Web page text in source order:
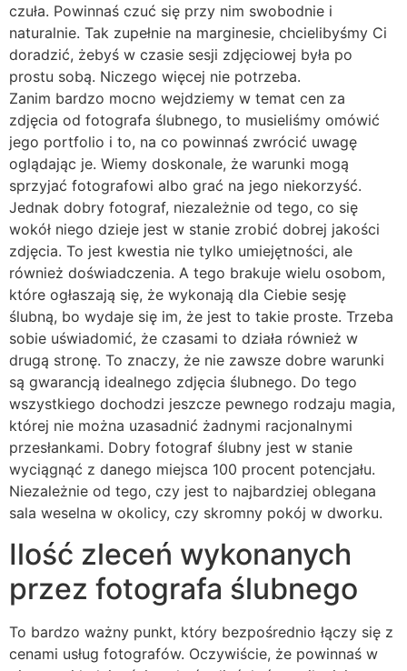
czuła. Powinnaś czuć się przy nim swobodnie i
naturalnie. Tak zupełnie na marginesie, chcielibyśmy Ci
doradzić, żebyś w czasie sesji zdjęciowej była po
prostu sobą. Niczego więcej nie potrzeba.
Zanim bardzo mocno wejdziemy w temat cen za
zdjęcia od fotografa ślubnego, to musieliśmy omówić
jego portfolio i to, na co powinnaś zwrócić uwagę
oglądając je. Wiemy doskonale, że warunki mogą
sprzyjać fotografowi albo grać na jego niekorzyść.
Jednak dobry fotograf, niezależnie od tego, co się
wokół niego dzieje jest w stanie zrobić dobrej jakości
zdjęcia. To jest kwestia nie tylko umiejętności, ale
również doświadczenia. A tego brakuje wielu osobom,
które ogłaszają się, że wykonają dla Ciebie sesję
ślubną, bo wydaje się im, że jest to takie proste. Trzeba
sobie uświadomić, że czasami to działa również w
drugą stronę. To znaczy, że nie zawsze dobre warunki
są gwarancją idealnego zdjęcia ślubnego. Do tego
wszystkiego dochodzi jeszcze pewnego rodzaju magia,
której nie można uzasadnić żadnymi racjonalnymi
przesłankami. Dobry fotograf ślubny jest w stanie
wyciągnąć z danego miejsca 100 procent potencjału.
Niezależnie od tego, czy jest to najbardziej oblegana
sala weselna w okolicy, czy skromny pokój w dworku.
Ilość zleceń wykonanych
przez fotografa ślubnego
To bardzo ważny punkt, który bezpośrednio łączy się z
cenami usług fotografów. Oczywiście, że powinnaś w